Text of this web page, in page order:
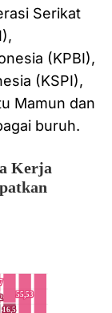
Serikat
(KPBI),
(KSPI),
Mamun dan
buruh.